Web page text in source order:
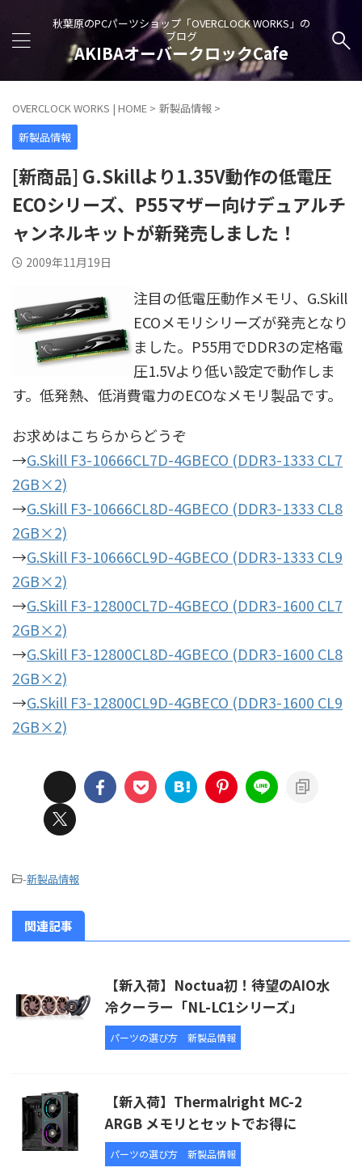
秋葉原のPCパーツショップ「OVERCLOCK WORKS」の
ブログ
AKIBAオーバークロックCafe
OVERCLOCK WORKS | HOME > 新製品情報 >
新製品情報
[新商品] G.Skillより1.35V動作の低電圧
ECOシリーズ、P55マザー向けデュアルチ
ャンネルキットが新発売しました！
2009年11月19日
注目の低電圧動作メモリ、G.Skill
ECOメモリシリーズが発売となり
ました。P55用でDDR3の定格電
圧1.5Vより低い設定で動作しま
す。低発熱、低消費電力のECOなメモリ製品です。
お求めはこちらからどうぞ
→G.Skill F3-10666CL7D-4GBECO (DDR3-1333 CL7
2GB×2)
→G.Skill F3-10666CL8D-4GBECO (DDR3-1333 CL8
2GB×2)
→G.Skill F3-10666CL9D-4GBECO (DDR3-1333 CL9
2GB×2)
→G.Skill F3-12800CL7D-4GBECO (DDR3-1600 CL7
2GB×2)
→G.Skill F3-12800CL8D-4GBECO (DDR3-1600 CL8
2GB×2)
→G.Skill F3-12800CL9D-4GBECO (DDR3-1600 CL9
2GB×2)
-新製品情報
関連記事
【新入荷】Noctua初！待望のAIO水
冷クーラー「NL-LC1シリーズ」
パーツの選び方 新製品情報
【新入荷】Thermalright MC-2
ARGB メモリとセットでお得に
パーツの選び方 新製品情報